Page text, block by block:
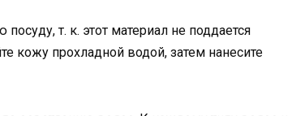
т. к. этот материал не поддается
кожу прохладной водой, затем нанесите